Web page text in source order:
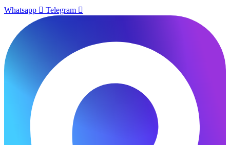
Whatsapp Telegram